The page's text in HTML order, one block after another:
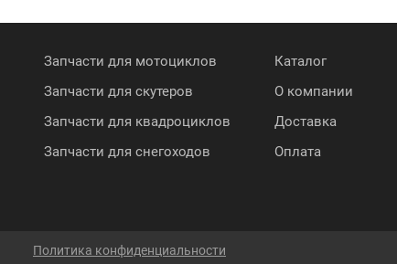
Запчасти для мотоциклов
Запчасти для скутеров
Запчасти для квадроциклов
Запчасти для снегоходов
Каталог
О компании
Доставка
Оплата
Политика конфиденциальности